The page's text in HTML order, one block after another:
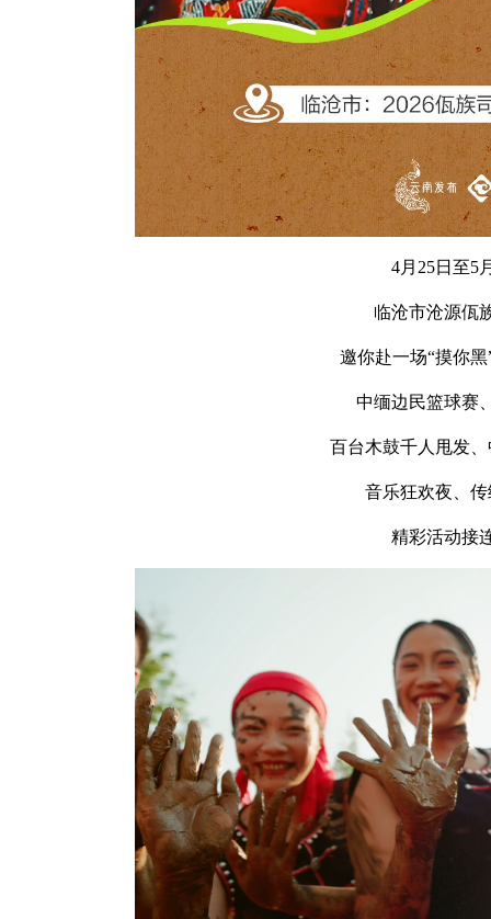
4月25日至5
临沧市沧源佤
邀你赴一场“摸你
中缅边民篮球赛
百台木鼓千人甩发
音乐狂欢夜、
精彩活动接